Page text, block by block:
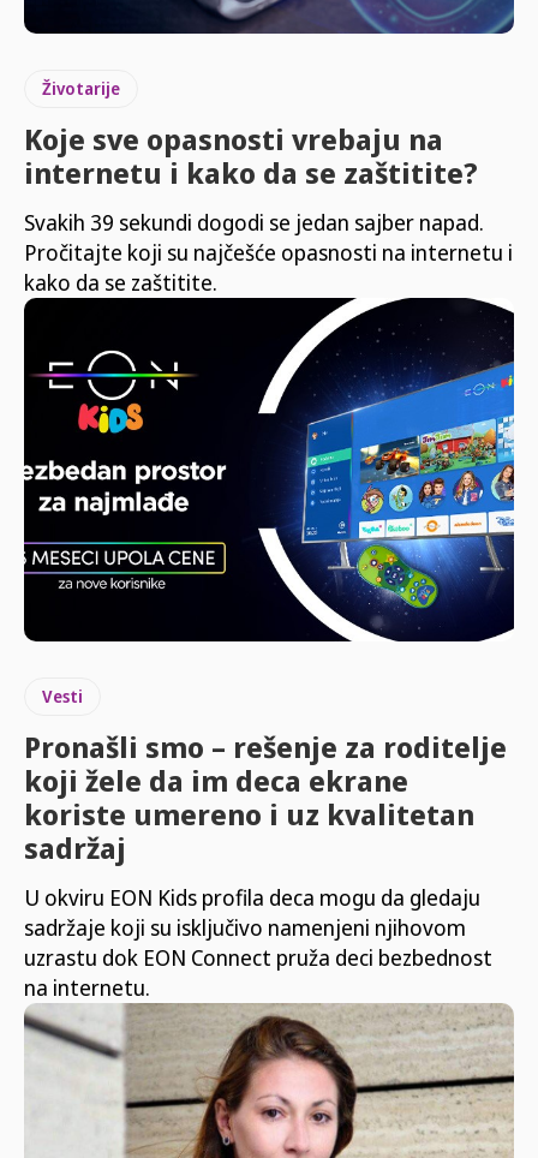
Životarije
Koje sve opasnosti vrebaju na
internetu i kako da se zaštitite?
Svakih 39 sekundi dogodi se jedan sajber napad.
Pročitajte koji su najčešće opasnosti na internetu i
kako da se zaštitite.
Vesti
Pronašli smo – rešenje za roditelje
koji žele da im deca ekrane
koriste umereno i uz kvalitetan
sadržaj
U okviru EON Kids profila deca mogu da gledaju
sadržaje koji su isključivo namenjeni njihovom
uzrastu dok EON Connect pruža deci bezbednost
na internetu.